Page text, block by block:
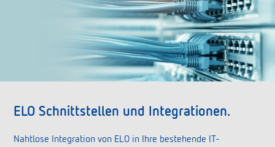
ELO Schnittstellen und Integrationen.
Nahtlose Integration von ELO in Ihre bestehende IT-